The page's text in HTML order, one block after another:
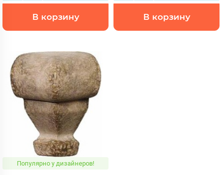
В корзину В корзину
Популярно у дизайнеров!